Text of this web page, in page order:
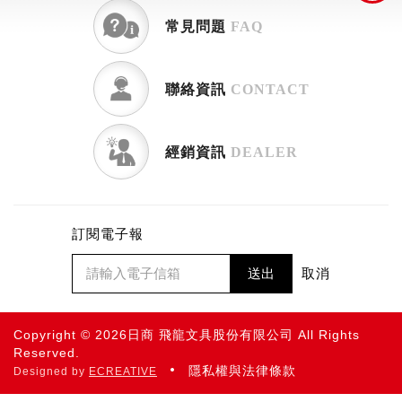
常見問題 FAQ
聯絡資訊 CONTACT
經銷資訊 DEALER
訂閱電子報
送出 取消
Copyright © 2026日商 飛龍文具股份有限公司 All Rights
Reserved.
Designed by ECREATIVE 隱私權與法律條款